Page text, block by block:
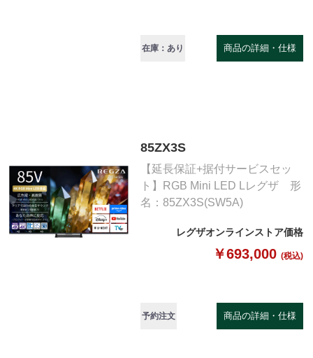
在庫：あり 商品の詳細・仕様
85ZX3S
【延長保証+据付サービスセッ
ト】RGB Mini LED Lレグザ 形
名：85ZX3S(SW5A)
レグザオンラインストア価格
￥693,000 (税込)
予約注文 商品の詳細・仕様